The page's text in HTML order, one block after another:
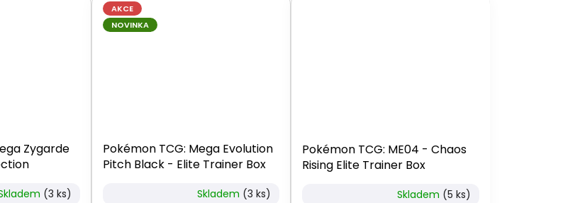
Zygarde
(3 ks)
AKCE
NOVINKA
Pokémon TCG: Mega Evolution
Pitch Black - Elite Trainer Box
Skladem (3 ks)
Pokémon TCG: ME04 - Chaos
Rising Elite Trainer Box
Skladem (5 ks)